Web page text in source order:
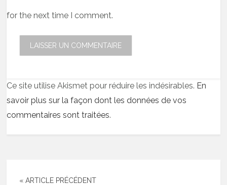
for the next time I comment.
Ce site utilise Akismet pour réduire les indésirables. En
savoir plus sur la façon dont les données de vos
commentaires sont traitées.
« ARTICLE PRÉCÉDENT